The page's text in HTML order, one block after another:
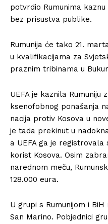
potvrdio Rumunima
bez prisustva publike.
Rumunija će tako 21.
u kvalifikacijama za
praznim tribinama u
UEFA je kaznila Rumuniju
ksenofobnog ponašanja
nacija protiv Kosova u
je tada prekinut u
a UEFA ga je
korist Kosova. Osim
narednom meču,
128.000 eura.
U grupi s Rumunijom i
San Marino. Pobjednici